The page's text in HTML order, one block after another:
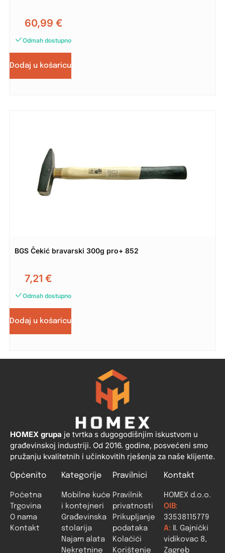
60,99 €
Odmah dostupno
Dodaj u košaricu
BGS Čekić bravarski 300g pro+ 852
7,21 €
Odmah dostupno
Dodaj u košaricu
HOMEX grupa je tvrtka s dugogodišnjim iskustvom u
građevinskoj industriji. Od 2016. godine, posvećeni smo
pružanju kvalitetnih i učinkovitih rješenja za naše klijente.
Općenito
Početna
Trgovina
O nama
Kontakt
Kategorije
Mobilne kuće
i kontejneri
Građevinska
stolarija
Najam alata
Nekretnine
Pravilnici
Pravilnik
privatnosti
Prikupljanje
podataka
Kolačići
Korištenje
Kontakt
HOMEX d.o.o.
OIB:
33538115779
A: II. Gajnički
vidikovac 8,
Zagreb